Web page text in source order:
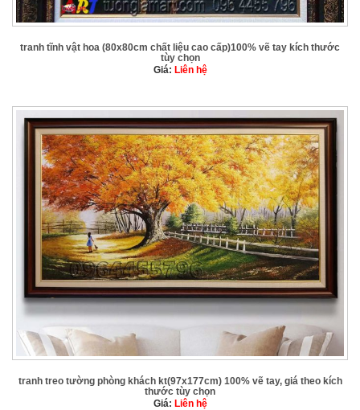
tranh tĩnh vật hoa (80x80cm chất liệu cao cấp)100% vẽ tay kích thước
tùy chọn
Giá: Liên hệ
tranh treo tường phòng khách kt(97x177cm) 100% vẽ tay, giá theo kích
thước tùy chọn
Giá: Liên hệ